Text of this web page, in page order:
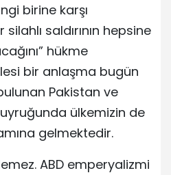
birine karşı
saldırının hepsine
hükme
bir anlaşma bugün
Pakistan ve
ülkemizin de
gelmektedir.
ABD emperyalizmi